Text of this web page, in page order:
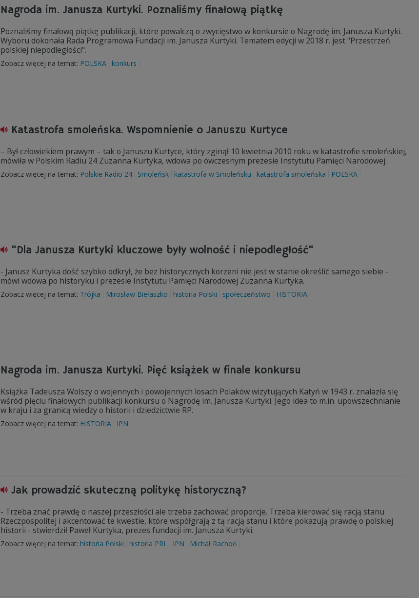
Nagroda im. Janusza Kurtyki. Poznaliśmy finałową piątkę
Poznaliśmy finałową piątkę publikacji, które powalczą o zwycięstwo w konkursie o Nagrodę im. Janusza Kurtyki.
Wyboru dokonała Rada Programowa Fundacji im. Janusza Kurtyki. Tematem edycji w 2018 r. jest "Przestrzeń
polskiej niepodległości".
Zobacz więcej na temat: POLSKA konkurs
Katastrofa smoleńska. Wspomnienie o Januszu Kurtyce
– Był człowiekiem prawym – tak o Januszu Kurtyce, który zginął 10 kwietnia 2010 roku w katastrofie smoleńskiej,
mówiła w Polskim Radiu 24 Zuzanna Kurtyka, wdowa po ówczesnym prezesie Instytutu Pamięci Narodowej.
Zobacz więcej na temat: Polskie Radio 24 Smoleńsk katastrofa w Smoleńsku katastrofa smoleńska POLSKA
"Dla Janusza Kurtyki kluczowe były wolność i niepodległość"
- Janusz Kurtyka dość szybko odkrył, że bez historycznych korzeni nie jest w stanie określić samego siebie -
mówi wdowa po historyku i prezesie Instytutu Pamięci Narodowej Zuzanna Kurtyka.
Zobacz więcej na temat: Trójka Mirosław Biełaszko historia Polski społeczeństwo HISTORIA
Nagroda im. Janusza Kurtyki. Pięć książek w finale konkursu
Książka Tadeusza Wolszy o wojennych i powojennych losach Polaków wizytujących Katyń w 1943 r. znalazła się
wśród pięciu finałowych publikacji konkursu o Nagrodę im. Janusza Kurtyki. Jego idea to m.in. upowszechnianie
w kraju i za granicą wiedzy o historii i dziedzictwie RP.
Zobacz więcej na temat: HISTORIA IPN
Jak prowadzić skuteczną politykę historyczną?
- Trzeba znać prawdę o naszej przeszłości ale trzeba zachować proporcje. Trzeba kierować się racją stanu
Rzeczpospolitej i akcentować te kwestie, które współgrają z tą racją stanu i które pokazują prawdę o polskiej
historii - stwierdził Paweł Kurtyka, prezes fundacji im. Janusza Kurtyki.
Zobacz więcej na temat: historia Polski historia PRL IPN Michał Rachoń